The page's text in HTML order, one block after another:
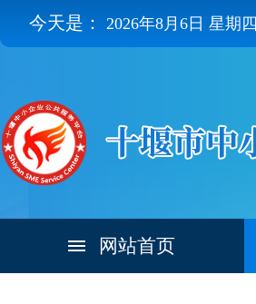
今天是： 2026年8月6日 星期四
网站首页